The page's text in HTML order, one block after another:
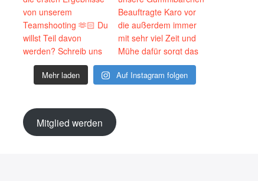
Mehr laden Auf Instagram folgen
Mitglied werden